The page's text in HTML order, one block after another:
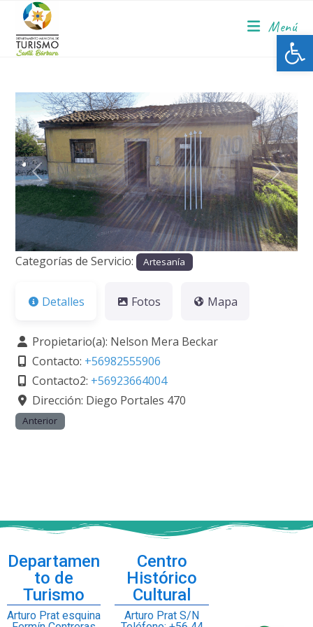
Menú
Anterior
Categorías de Servicio: Artesanía
Detalles Fotos Mapa
Propietario(a): Nelson Mera Beckar
Contacto: +56982555906
Contacto2: +56923664004
Dirección: Diego Portales 470
Anterior
Departamen
to de
Turismo
Arturo Prat esquina
Centro
Histórico
Cultural
Arturo Prat S/N